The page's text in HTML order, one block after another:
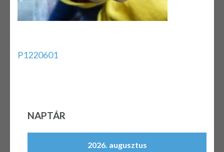
Bejegyzés
P1220601
NAPTÁR
2026. augusztus